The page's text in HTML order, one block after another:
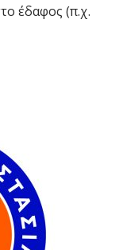
έδαφος (π.χ.